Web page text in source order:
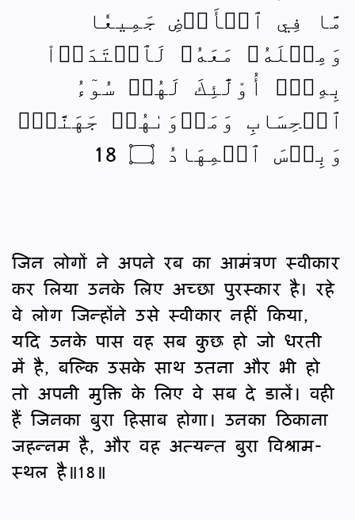
مَّا فِي ٱلۡأَرۡضِ جَمِيعٗا
وَمِثۡلَهُۥ مَعَهُۥ لَٱفۡتَدَوۡاْ
بِهِۦٓۚ أُوْلَٰٓئِكَ لَهُمۡ سُوٓءُ
ٱلۡحِسَابِ وَمَأۡوَىٰهُمۡ جَهَنَّمُۖ
وَبِئۡسَ ٱلۡمِهَادُ ۝ 18
जिन लोगों ने अपने रब का आमंत्रण स्वीकार
कर लिया उनके लिए अच्छा पुरस्कार है। रहे
वे लोग जिन्होंने उसे स्वीकार नहीं किया,
यदि उनके पास वह सब कुछ हो जो धरती
में है, बल्कि उसके साथ उतना और भी हो
तो अपनी मुक्ति के लिए वे सब दे डालें। वही
हैं जिनका बुरा हिसाब होगा। उनका ठिकाना
जहन्नम है, और वह अत्यन्त बुरा विश्राम-
स्थल है॥18॥